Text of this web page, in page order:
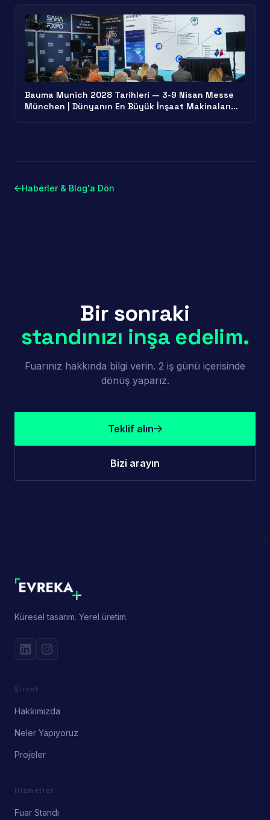
Bauma Munich 2028 Tarihleri — 3-9 Nisan Messe
München | Dünyanın En Büyük İnşaat Makinaları
Haberler & Blog'a Dön
Bir sonraki
standınızı inşa edelim.
Fuarınız hakkında bilgi verin. 2 iş günü içerisinde
dönüş yaparız.
Teklif alın
Bizi arayın
Küresel tasarım. Yerel üretim.
Şirket
Hakkımızda
Neler Yapıyoruz
Projeler
Hizmetler
Fuar Standı